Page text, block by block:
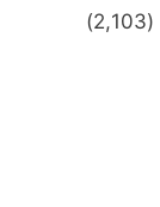
(2,103)